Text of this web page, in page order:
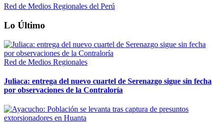
Red de Medios Regionales del Perú
Lo Último
Red de Medios Regionales
Juliaca: entrega del nuevo cuartel de Serenazgo sigue sin fecha
por observaciones de la Contraloría